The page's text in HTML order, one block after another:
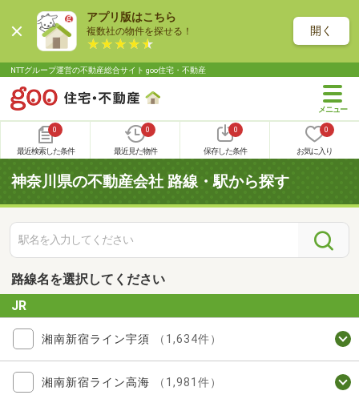
アプリ版はこちら
複数社の物件を探せる！ 開く
NTTグループ運営の不動産総合サイト goo住宅・不動産
0
最近検索した条件
0
最近見た物件
0
保存した条件
0
お気に入り
神奈川県の不動産会社 路線・駅から探す
路線名を選択してください
JR
湘南新宿ライン宇須 （1,634件）
湘南新宿ライン高海 （1,981件）